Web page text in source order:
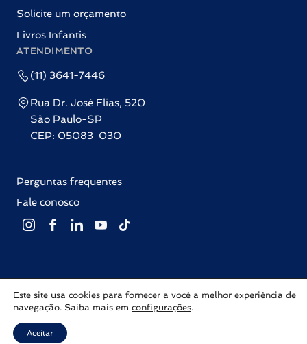
Solicite um orçamento
Livros Infantis
ATENDIMENTO
(11) 3641-7446
Rua Dr. José Elias, 520
São Paulo-SP
CEP: 05083-030
Perguntas frequentes
Fale conosco
Editora Labrador © 2026 Todos os direitos reservados |
Política de
privacidade
Este site usa cookies para fornecer a você a melhor experiência de
navegação. Saiba mais em configurações.
Aceitar